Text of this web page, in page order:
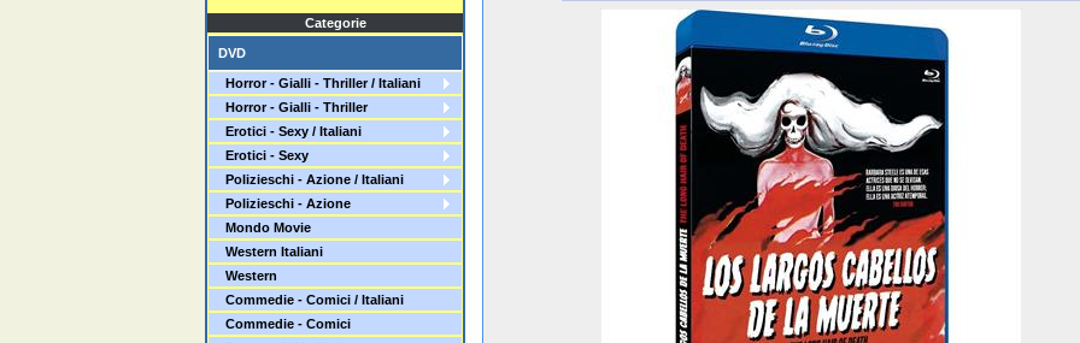
Categorie
DVD
Horror - Gialli - Thriller / Italiani
Horror - Gialli - Thriller
Erotici - Sexy / Italiani
Erotici - Sexy
Polizieschi - Azione / Italiani
Polizieschi - Azione
Mondo Movie
Western Italiani
Western
Commedie - Comici / Italiani
Commedie - Comici